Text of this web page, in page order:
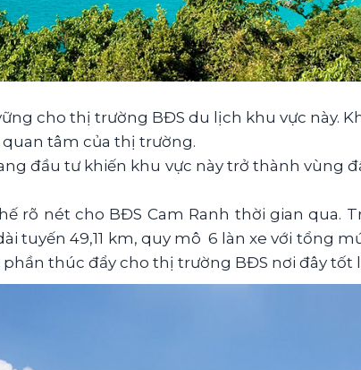
cho thị trường BĐS du lịch khu vực này.
quan tâm của thị trường.
đầu tư khiến khu vực này trở thành vùng
rõ nét cho BĐS Cam Ranh thời gian qua.
tuyến 49,11 km, quy mô 6 làn xe với tổng
thúc đẩy cho thị trường BĐS nơi đây tốt